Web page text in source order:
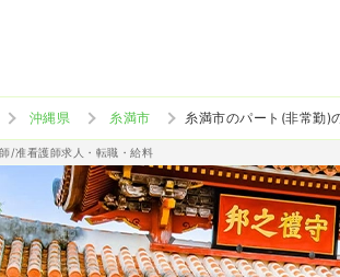
沖縄県 糸満市 糸満市のパート(非常勤)
/准看護師求人・転職・給料